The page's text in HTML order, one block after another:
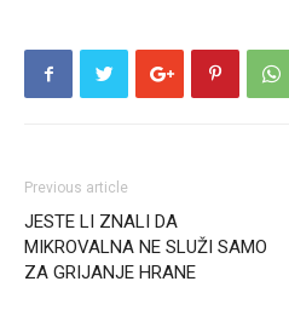
Previous article
JESTE LI ZNALI DA
MIKROVALNA NE SLUŽI SAMO
ZA GRIJANJE HRANE